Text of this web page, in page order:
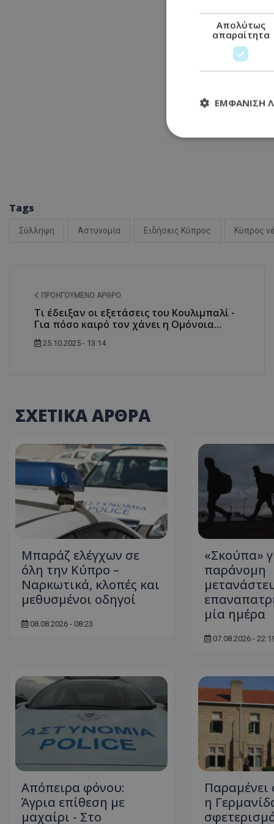
Tags
Σύλληψη Αστυνομία Ειδήσεις Κύπρος Κύπρος
ΠΡΟΗΓΟΎΜΕΝΟ ΆΡΘΡΟ
Τι έδειξαν οι εξετάσεις του Κουλιμπαλί -
Για πόσο καιρό τον χάνει η Ομόνοια...
25.10.2025 - 13:14
ΣΧΕΤΙΚΑ ΑΡΘΡΑ
Μπαράζ ελέγχων σε
όλη την Κύπρο –
Ναρκωτικά, κλοπές και
μεθυσμένοι οδηγοί
08.08.2026 - 08:23
«Σκούπα»
παράνομη
μία ημέρα
07.08.2026 -
Απόπειρα φόνου:
Άγρια επίθεση με
μαχαίρι - Στο
η
Απολύτως
απαραίτητα
ΕΜΦΆΝΙΣΗ
usprivacy
__cf_bm
msToken